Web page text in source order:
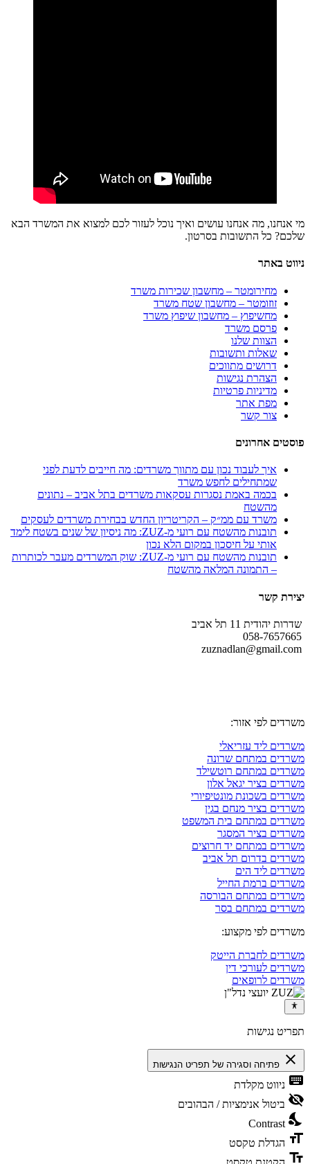
מי אנחנו, מה אנחנו עושים ואיך נוכל לעזור לכם למצוא את המשרד הבא
שלכם? כל התשובות בסרטון.
ניווט באתר
מחירומטר – מחשבון שכירות משרד
זוזומטר – מחשבון שטח משרד
מחשיפוץ – מחשבון שיפוץ משרד
פרסם משרד
הצוות שלנו
שאלות ותשובות
דרושים מתווכים
הצהרת נגישות
מדיניות פרטיות
מפת אתר
צור קשר
פוסטים אחרונים
איך לעבוד נכון עם מתווך משרדים: מה חייבים לדעת לפני
שמתחילים לחפש משרד
בכמה באמת נסגרות עסקאות משרדים בתל אביב – נתונים
מהשטח
משרד עם ממ״ק – הקריטריון החדש בבחירת משרדים לעסקים
תובנות מהשטח עם רועי מ-ZUZ: מה ניסיון של שנים בשטח לימד
אותי על חיסכון במקום הלא נכון
תובנות מהשטח עם רועי מ-ZUZ: שוק המשרדים מעבר לכותרות
– התמונה המלאה מהשטח
יצירת קשר
שדרות יהודית 11 תל אביב
משרדים לפי אזור:
משרדים ליד עזריאלי
משרדים במתחם שרונה
משרדים במתחם רוטשילד
משרדים בציר יגאל אלון
משרדים בשכונת מונטיפיורי
משרדים בציר מנחם בגין
משרדים במתחם בית המשפט
משרדים בציר המסגר
משרדים במתחם יד חרוצים
משרדים בדרום תל אביב
משרדים ליד הים
משרדים ברמת החייל
משרדים במתחם הבורסה
משרדים במתחם בסר
משרדים לפי מקצוע:
משרדים לחברת הייטק
משרדים לעורכי דין
משרדים לרופאים
תפריט נגישות
close פתיחה וסגירה של תפריט הנגישות
keyboard ניווט מקלדת
visibility_off ביטול אנימציות / הבהובים
nights_stay
Contrast
format_size הגדלת טקסט
text_fields